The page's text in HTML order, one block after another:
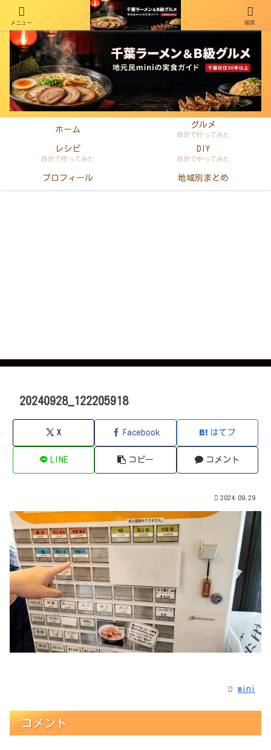
千葉在住50年以上のminiがラーメン・町中華・B級グルメを本音レビュー
ホーム
グルメ
自分で行ってみた
レシピ
自分で作ってみた
DIY
自分でやってみた
プロフィール 地域別まとめ
20240928_122205918
X Facebook はてブ
LINE コピー コメント
2024.09.29
mini
コメント
メニュー 検索